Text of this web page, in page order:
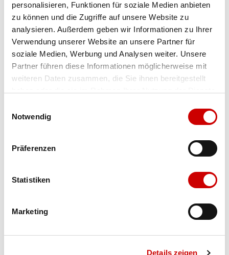
personalisieren, Funktionen für soziale Medien anbieten
zu können und die Zugriffe auf unsere Website zu
analysieren. Außerdem geben wir Informationen zu Ihrer
Verwendung unserer Website an unsere Partner für
soziale Medien, Werbung und Analysen weiter. Unsere
Partner führen diese Informationen möglicherweise mit
weiteren Daten zusammen, die Sie ihnen bereitgestellt
Notwendig
Präferenzen
Statistiken
Marketing
Details zeigen
Artikel-Nr.160235-1032-2427
Farbe granite grey/frost grey
Ausgewählt
Grösse
portofrei